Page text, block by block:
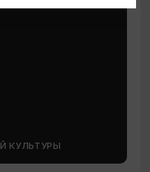
КУЛЬТУРЫ